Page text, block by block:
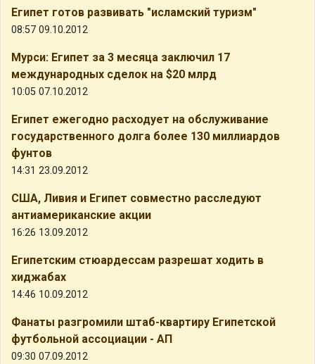
Египет готов развивать "исламский туризм"
08:57 09.10.2012
Мурси: Египет за 3 месяца заключил 17
международных сделок на $20 млрд
10:05 07.10.2012
Египет ежегодно расходует на обслуживание
государственного долга более 130 миллиардов
фунтов
14:31 23.09.2012
США, Ливия и Египет совместно расследуют
антиамериканские акции
16:26 13.09.2012
Египетским стюардессам разрешат ходить в
хиджабах
14:46 10.09.2012
Фанаты разгромили штаб-квартиру Египетской
футбольной ассоциации - АП
09:30 07.09.2012